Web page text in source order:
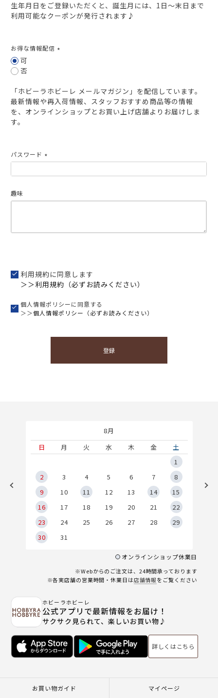
生年月日をご登録いただくと、誕生月には、1日～末日まで
利用可能なクーポンが発行されます♪
お得な情報配信
可
否
「ホビーラホビーレ メールマガジン」を配信しています。
最新情報や再入荷情報、スタッフおすすめ商品等の情報
を、オンラインショップとお買い上げ店舗よりお届けしま
す。
パスワード
須)
趣味
利用規約に同意します
＞＞利用規約（必ずお読みください）
個人情報ポリシーに同意する
＞＞個人情報ポリシー（必ずお読みください）
登録
8月
日
月 火 水 木 金
土
1
2
3 4 5 6 7
8
9
10 11 12 13 14
15
16
17 18 19 20 21
22
23
24 25 26 27 28
29
30
31
オンラインショップ休業日
※Webからのご注文は、24時間承っております
※各実店舗の営業時間・休業日は店舗情報をご覧ください
ホビーラホビーレ
公式アプリで最新情報をお届け！
サクサク見られて、楽しいお買い物♪
詳しくはこちら
お買い物ガイド マイページ